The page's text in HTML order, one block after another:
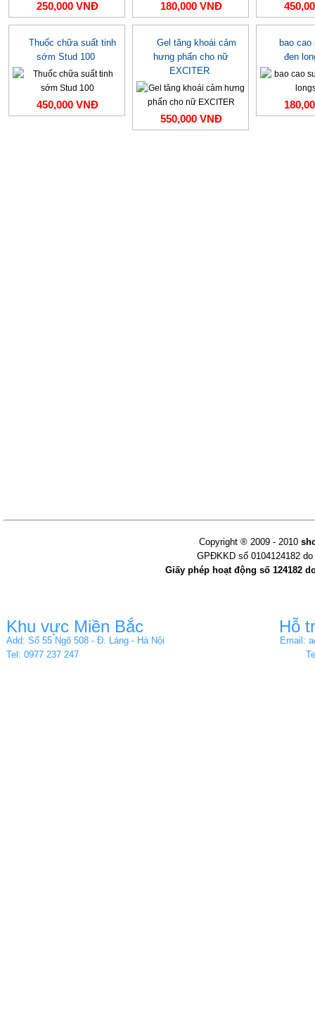
250,000 VNĐ 180,000 VNĐ
Thuốc chữa suất tinh
sớm Stud 100
450,000 VNĐ
Gel tăng khoái cảm
hưng phấn cho nữ
EXCITER
550,000 VNĐ
bao
đen
Copyright ® 2009 - 2010
GPĐKKD số 0104124182
Giấy phép hoạt động số 124182
Khu vực Miền Bắc
Add: Số 55 Ngõ 508 - Đ. Láng - Hà Nội
Tel: 0977 237 247
Hỗ
Email: